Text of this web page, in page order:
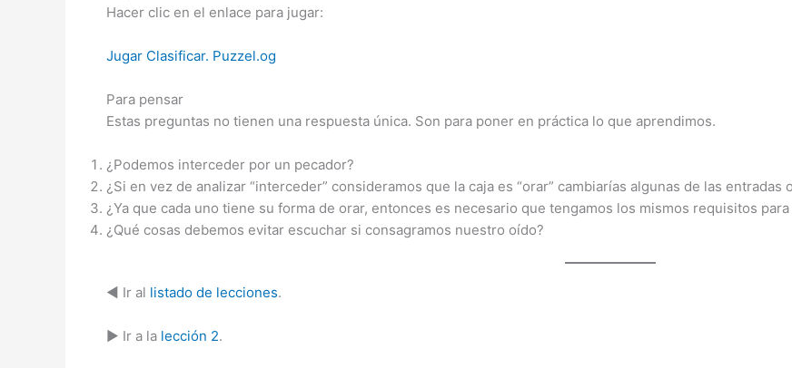
Hacer clic en el enlace para jugar:
Jugar Clasificar. Puzzel.og
Para pensar
Estas preguntas no tienen una respuesta única. Son para poner en práctica lo que aprendimos.
¿Podemos interceder por un pecador?
¿Si en vez de analizar “interceder” consideramos que la caja es “orar” cambiarías algunas de las entradas
¿Ya que cada uno tiene su forma de orar, entonces es necesario que tengamos los mismos requisitos
¿Qué cosas debemos evitar escuchar si consagramos nuestro oído?
◄ Ir al listado de lecciones.
► Ir a la lección 2.